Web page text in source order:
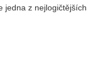
jedna z nejlogičtějších